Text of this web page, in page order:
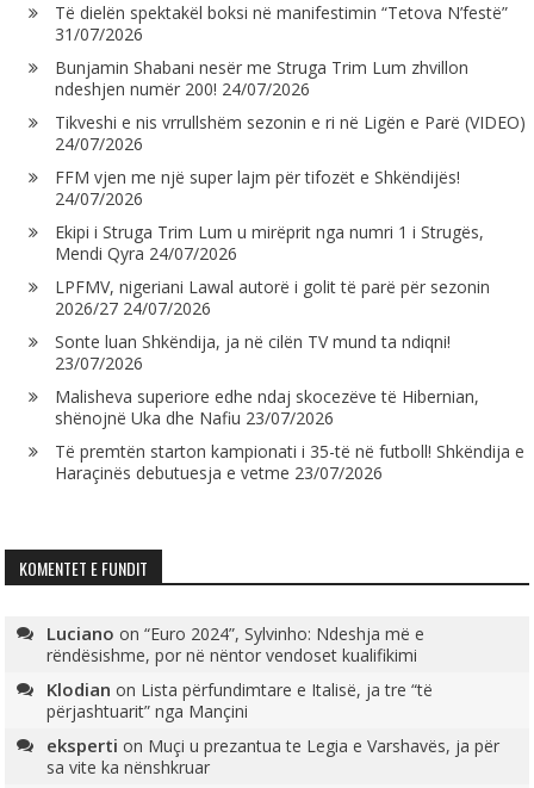
Të dielën spektakël boksi në manifestimin “Tetova N’festë”
31/07/2026
Bunjamin Shabani nesër me Struga Trim Lum zhvillon
ndeshjen numër 200! 24/07/2026
Tikveshi e nis vrrullshëm sezonin e ri në Ligën e Parë (VIDEO)
24/07/2026
FFM vjen me një super lajm për tifozët e Shkëndijës!
24/07/2026
Ekipi i Struga Trim Lum u mirëprit nga numri 1 i Strugës,
Mendi Qyra 24/07/2026
LPFMV, nigeriani Lawal autorë i golit të parë për sezonin
2026/27 24/07/2026
Sonte luan Shkëndija, ja në cilën TV mund ta ndiqni!
23/07/2026
Malisheva superiore edhe ndaj skocezëve të Hibernian,
shënojnë Uka dhe Nafiu 23/07/2026
Të premtën starton kampionati i 35-të në futboll! Shkëndija e
Haraçinës debutuesja e vetme 23/07/2026
KOMENTET E FUNDIT
Luciano on“Euro 2024”, Sylvinho: Ndeshja më e
rëndësishme, por në nëntor vendoset kualifikimi
Klodian on Lista përfundimtare e Italisë, ja tre “të
përjashtuarit” nga Mançini
eksperti on Muçi u prezantua te Legia e Varshavës, ja për
sa vite ka nënshkruar